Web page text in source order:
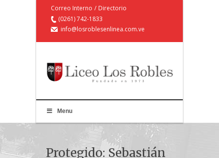
Correo Interno / Directorio
(0261) 742-1833
info@losroblesenlinea.com.ve
Menu
Protegido: Sebastián